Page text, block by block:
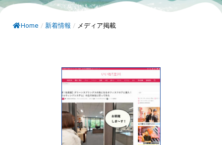
Home / 新着情報 / メディア掲載